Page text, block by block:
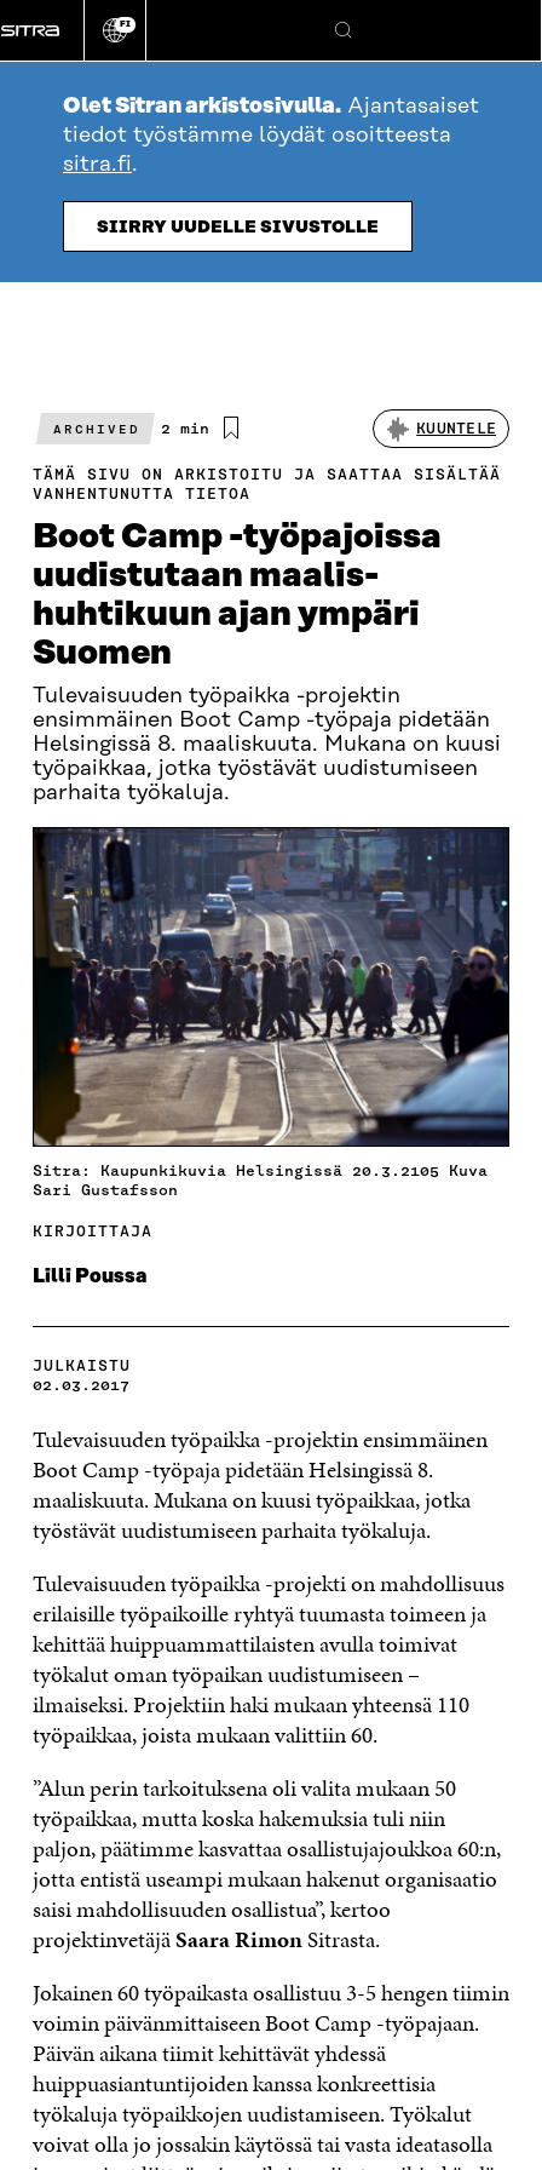
suoraan
sisältöön
Vaihda
kieli
FI
Hae
Olet Sitran arkistosivulla. Ajantasaiset
tiedot työstämme löydät osoitteesta
sitra.fi.
SIIRRY UUDELLE SIVUSTOLLE
ARCHIVED
Arvioitu
2 min KUUNTELE
TÄMÄ SIVU ON ARKISTOITU JA SAATTAA SISÄLTÄÄ
VANHENTUNUTTA TIETOA
Boot Camp -työpajoissa
uudistutaan maalis-
huhtikuun ajan ympäri
Suomen
Tulevaisuuden työpaikka -projektin
ensimmäinen Boot Camp -työpaja pidetään
Helsingissä 8. maaliskuuta. Mukana on kuusi
työpaikkaa, jotka työstävät uudistumiseen
parhaita työkaluja.
Sitra: Kaupunkikuvia Helsingissä 20.3.2105 Kuva
Sari Gustafsson
KIRJOITTAJA
Lilli Poussa
JULKAISTU
02.03.2017
Tulevaisuuden työpaikka -projektin ensimmäinen
Boot Camp -työpaja pidetään Helsingissä 8.
maaliskuuta. Mukana on kuusi työpaikkaa, jotka
työstävät uudistumiseen parhaita työkaluja.
Tulevaisuuden työpaikka -projekti on mahdollisuus
erilaisille työpaikoille ryhtyä tuumasta toimeen ja
kehittää huippuammattilaisten avulla toimivat
työkalut oman työpaikan uudistumiseen –
ilmaiseksi. Projektiin haki mukaan yhteensä 110
työpaikkaa, joista mukaan valittiin 60.
”Alun perin tarkoituksena oli valita mukaan 50
työpaikkaa, mutta koska hakemuksia tuli niin
paljon, päätimme kasvattaa osallistujajoukkoa 60:n,
jotta entistä useampi mukaan hakenut organisaatio
saisi mahdollisuuden osallistua”, kertoo
projektinvetäjäSaara RimonSitrasta.
Jokainen 60 työpaikasta osallistuu 3-5 hengen tiimin
voimin päivänmittaiseen Boot Camp -työpajaan.
Päivän aikana tiimit kehittävät yhdessä
huippuasiantuntijoiden kanssa konkreettisia
työkaluja työpaikkojen uudistamiseen. Työkalut
voivat olla jo jossakin käytössä tai vasta ideatasolla